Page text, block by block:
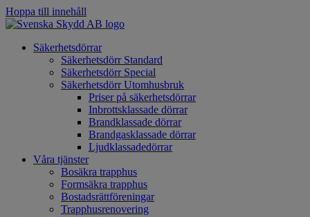
Hoppa till innehåll
Säkerhetsdörrar
Säkerhetsdörr Standard
Säkerhetsdörr Special
Säkerhetsdörr Utomhusbruk
Priser på säkerhetsdörrar
Inbrottsklassade dörrar
Brandklassade dörrar
Brandgasklassade dörrar
Ljudklassadedörrar
Våra tjänster
Bosäkra trapphus
Formsäkra trapphus
Bostadsrättföreningar
Trapphusrenovering